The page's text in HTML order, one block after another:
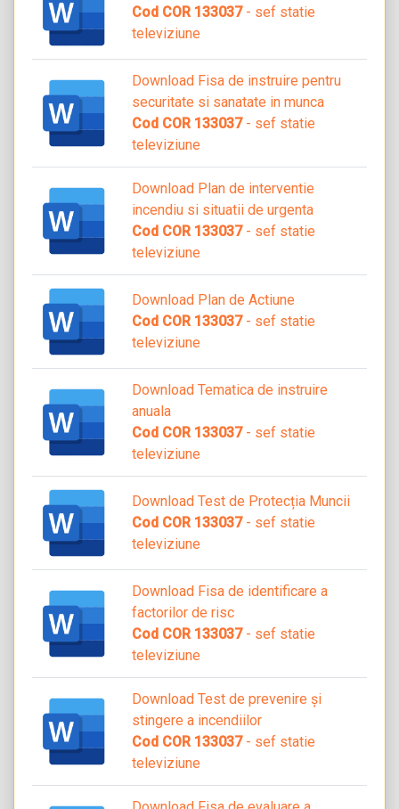
Cod COR 133037- sef statie
televiziune
Download Fisa de instruire pentru
securitate si sanatate in munca
Cod COR 133037- sef statie
televiziune
Download Plan de interventie
incendiu si situatii de urgenta
Cod COR 133037- sef statie
televiziune
Download Plan de Actiune
Cod COR 133037- sef statie
televiziune
Download Tematica de instruire
anuala
Cod COR 133037- sef statie
televiziune
Download Test de Protecția Muncii
Cod COR 133037- sef statie
televiziune
Download Fisa de identificare a
factorilor de risc
Cod COR 133037- sef statie
televiziune
Download Test de prevenire și
stingere a incendiilor
Cod COR 133037- sef statie
televiziune